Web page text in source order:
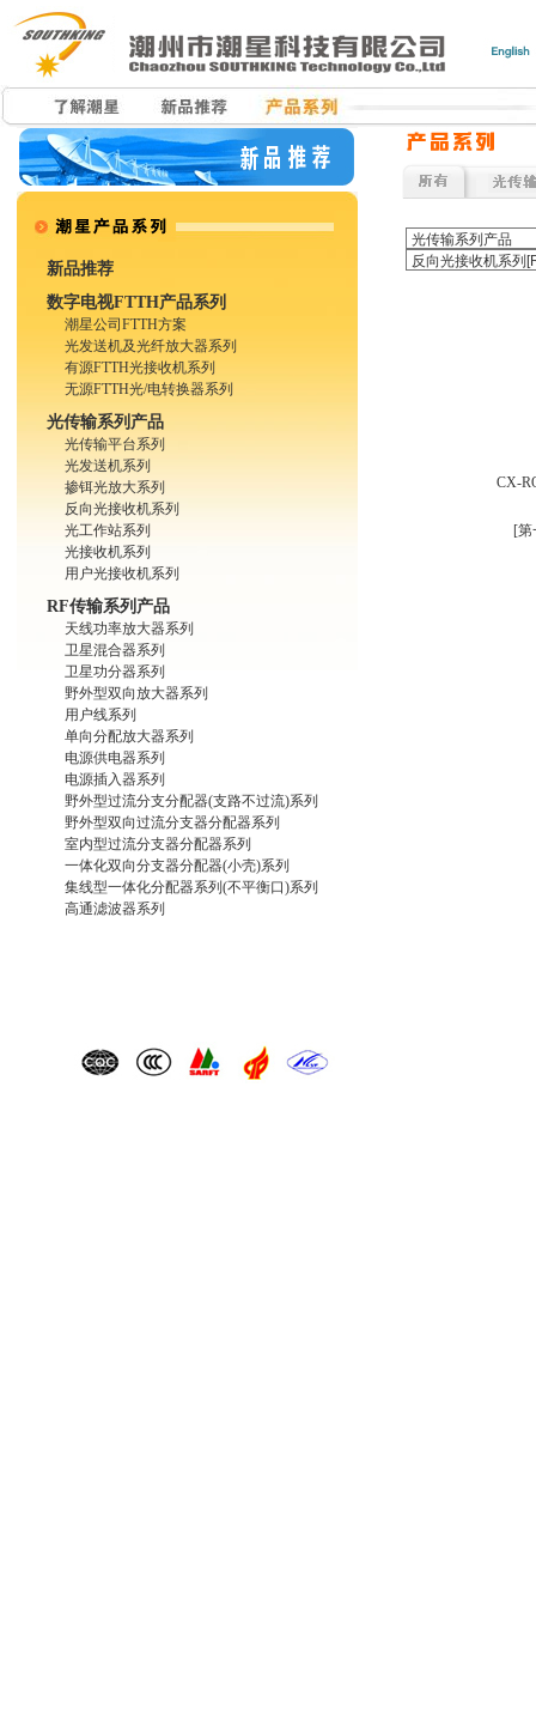
新品推荐
数字电视FTTH产品系列
潮星公司FTTH方案
光发送机及光纤放大器系列
有源FTTH光接收机系列
无源FTTH光/电转换器系列
光传输系列产品
光传输平台系列
光发送机系列
掺铒光放大系列
反向光接收机系列
光工作站系列
光接收机系列
用户光接收机系列
RF传输系列产品
天线功率放大器系列
卫星混合器系列
卫星功分器系列
野外型双向放大器系列
用户线系列
单向分配放大器系列
电源供电器系列
电源插入器系列
野外型过流分支分配器(支路不过流)系列
野外型双向过流分支器分配器系列
室内型过流分支器分配器系列
一体化双向分支器分配器(小壳)系列
集线型一体化分配器系列(不平衡口)系列
高通滤波器系列
CX-
[第